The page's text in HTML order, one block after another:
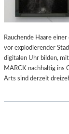
Rauchende Haare
vor explodierender
digitalen Uhr bilden,
MARCK nachhaltig ins
Arts sind derzeit